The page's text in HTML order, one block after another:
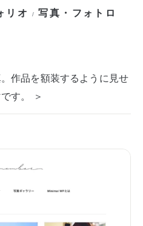
リオ /写真・フォトロ
作品を額装するように見せ
す。 ＞